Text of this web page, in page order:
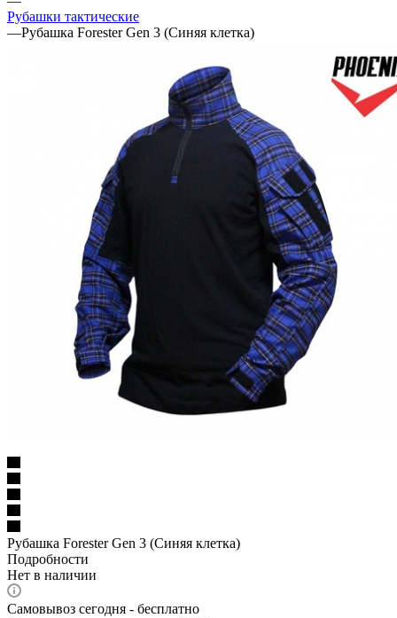
Рубашки тактические
—Рубашка Forester Gen 3 (Синяя клетка)
Рубашка Forester Gen 3 (Синяя клетка)
Подробности
Нет в наличии
Самовывоз сегодня - бесплатно